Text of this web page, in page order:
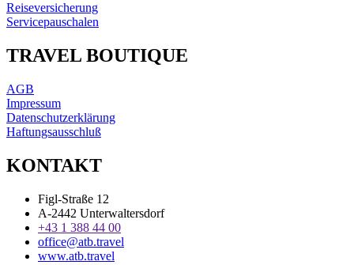
Reiseversicherung
Servicepauschalen
TRAVEL BOUTIQUE
AGB
Impressum
Datenschutzerklärung
Haftungsausschluß
KONTAKT
Figl-Straße 12
A-2442 Unterwaltersdorf
+43 1 388 44 00
office@atb.travel
www.atb.travel